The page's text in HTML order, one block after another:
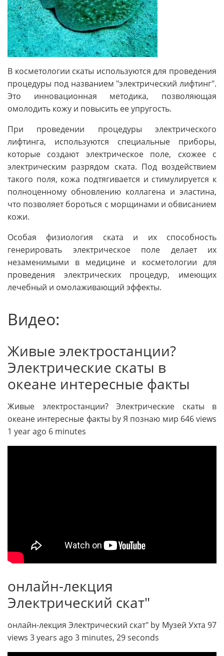
В косметологии скаты используются для проведения
процедуры под названием "электрический лифтинг".
Это инновационная методика, позволяющая
омолодить кожу и повысить ее упругость.
При проведении процедуры электрического
лифтинга, используются специальные приборы,
которые создают электрическое поле, схожее с
электрическим разрядом ската. Под воздействием
такого поля, кожа подтягивается и стимулируется к
полноценному обновлению коллагена и эластина,
что позволяет бороться с морщинами и обвисанием
кожи.
Особая физиология ската и их способность
генерировать электрическое поле делает их
незаменимыми в медицине и косметологии для
проведения электрических процедур, имеющих
лечебный и омолаживающий эффекты.
Видео:
Живые электростанции?
Электрические скаты в
океане интересные факты
Живые электростанции? Электрические скаты в
океане интересные факты by Я познаю мир 646 views
1 year ago 6 minutes
онлайн-лекция
Электрический скат"
онлайн-лекция Электрический скат" by Музей Ухта 97
views 3 years ago 3 minutes, 29 seconds